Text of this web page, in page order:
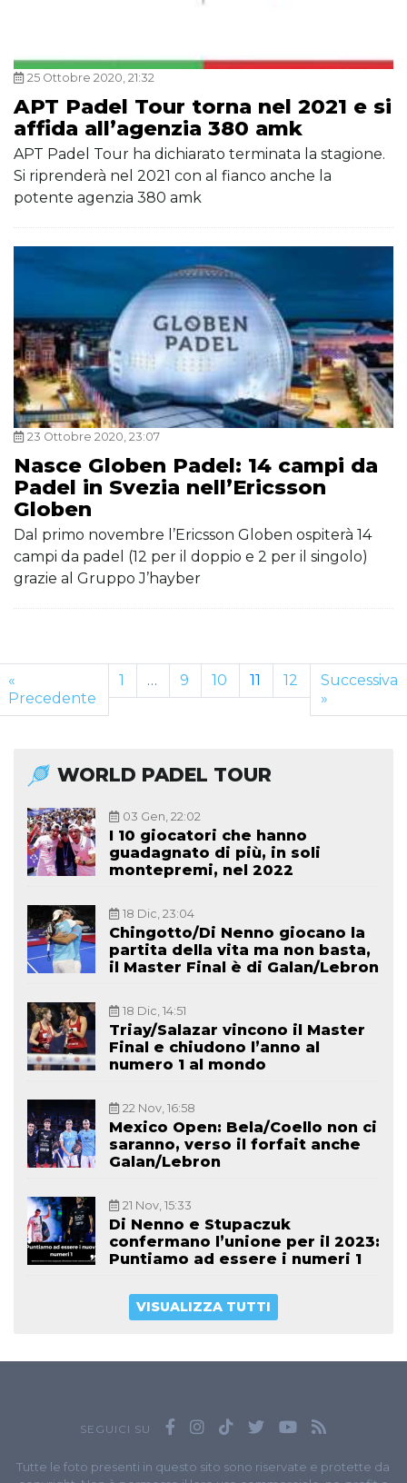
25 Ottobre 2020, 21:32
APT Padel Tour torna nel 2021 e si
affida all’agenzia 380 amk
APT Padel Tour ha dichiarato terminata la stagione.
Si riprenderà nel 2021 con al fianco anche la
potente agenzia 380 amk
23 Ottobre 2020, 23:07
Nasce Globen Padel: 14 campi da
Padel in Svezia nell’Ericsson
Globen
Dal primo novembre l’Ericsson Globen ospiterà 14
campi da padel (12 per il doppio e 2 per il singolo)
grazie al Gruppo J’hayber
«
Precedente
1 … 9 10 11 12
Successiva
»
WORLD PADEL TOUR
03 Gen, 22:02
I 10 giocatori che hanno
guadagnato di più, in soli
montepremi, nel 2022
18 Dic, 23:04
Chingotto/Di Nenno giocano la
partita della vita ma non basta,
il Master Final è di Galan/Lebron
18 Dic, 14:51
Triay/Salazar vincono il Master
Final e chiudono l’anno al
numero 1 al mondo
22 Nov, 16:58
Mexico Open: Bela/Coello non ci
saranno, verso il forfait anche
Galan/Lebron
21 Nov, 15:33
Di Nenno e Stupaczuk
confermano l’unione per il 2023:
Puntiamo ad essere i numeri 1
VISUALIZZA TUTTI
SEGUICI SU
Tutte le foto presenti in questo sito sono riservate e protette da